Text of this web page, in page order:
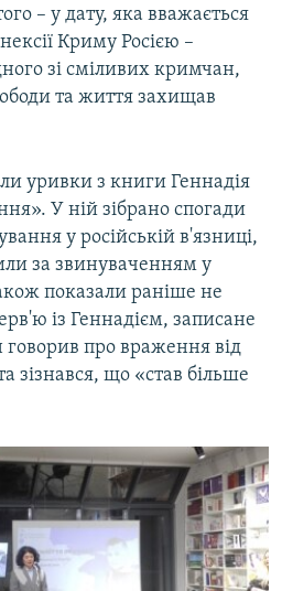
– у дату, яка вважається
Криму Росією –
зі сміливих кримчан,
та життя захищав
уривки з книги Геннадія
У ній зібрано спогади
у російській в'язниці,
за звинуваченням у
показали раніше не
із Геннадієм, записане
говорив про враження від
зізнався, що «став більше